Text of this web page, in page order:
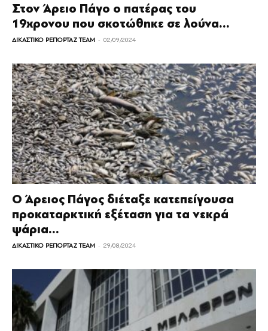
Στον Άρειο Πάγο ο πατέρας του
19χρονου που σκοτώθηκε σε λούνα...
ΔΙΚΑΣΤΙΚΟ ΡΕΠΟΡΤΑΖ TEAM - 02/09/2024
Ο Άρειος Πάγος διέταξε κατεπείγουσα
προκαταρκτική εξέταση για τα νεκρά
ψάρια...
ΔΙΚΑΣΤΙΚΟ ΡΕΠΟΡΤΑΖ TEAM - 29/08/2024